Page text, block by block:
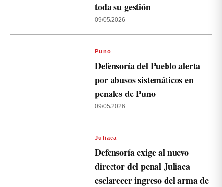
toda su gestión
09/05/2026
Puno
Defensoría del Pueblo alerta
por abusos sistemáticos en
penales de Puno
09/05/2026
Juliaca
Defensoría exige al nuevo
director del penal Juliaca
esclarecer ingreso del arma de